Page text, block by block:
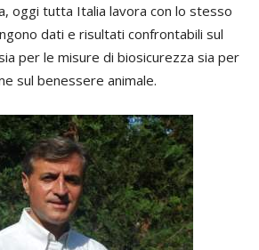
oggi tutta Italia lavora con lo stesso
dati e risultati confrontabili sul
per le misure di biosicurezza sia per
sul benessere animale.